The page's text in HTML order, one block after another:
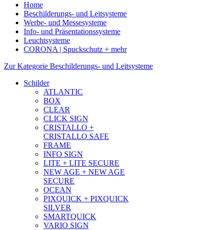
Home
Beschilderungs- und Leitsysteme
Werbe- und Messesysteme
Info- und Präsentationssysteme
Leuchtsysteme
CORONA | Spuckschutz + mehr
Zur Kategorie Beschilderungs- und Leitsysteme
Schilder
ATLANTIC
BOX
CLEAR
CLICK SIGN
CRISTALLO +
CRISTALLO SAFE
FRAME
INFO SIGN
LITE + LITE SECURE
NEW AGE + NEW AGE
SECURE
OCEAN
PIXQUICK + PIXQUICK
SILVER
SMARTQUICK
VARIO SIGN